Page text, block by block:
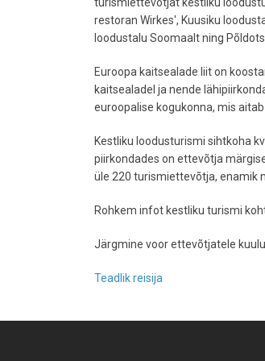
restoran Wirkes', Kuusiku
loodustalu Soomaalt ning
Euroopa kaitsealade liit on
kaitsealadel ja nende
euroopalise kogukonna, mis
Kestliku loodusturismi sihtkoha
piirkondades on ettevõtja
üle 220 turismiettevõtja, enamik
Rohkem infot kestliku turismi
Järgmine voor ettevõtjatele
Teadlik reisija